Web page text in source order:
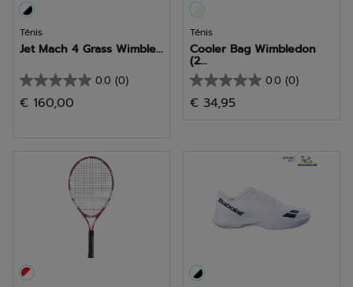
Ténis
Jet Mach 4 Grass Wimble...
0.0 (0)
0.0
em
€ 160,00
Ténis
Cooler Bag Wimbledon
(2...
0.0 (0)
0.0
em
€ 34,95